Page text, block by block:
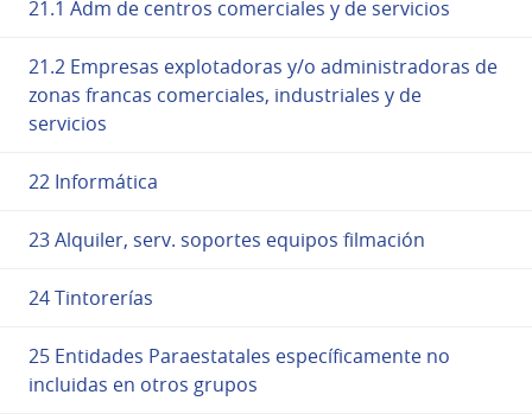
21.1 Adm de centros comerciales y de servicios
21.2 Empresas explotadoras y/o administradoras de
zonas francas comerciales, industriales y de
servicios
22 Informática
23 Alquiler, serv. soportes equipos filmación
24 Tintorerías
25 Entidades Paraestatales específicamente no
incluidas en otros grupos